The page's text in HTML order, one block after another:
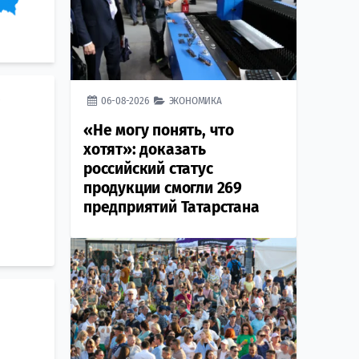
06-08-2026 ЭКОНОМИКА
«Не могу понять, что
хотят»: доказать
российский статус
продукции смогли 269
предприятий Татарстана